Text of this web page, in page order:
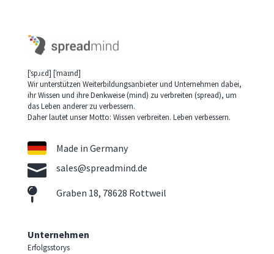
[ˈspɹɛd] [ˈmaɪnd]
Wir unterstützen Weiterbildungsanbieter und Unternehmen dabei,
ihr Wissen und ihre Denkweise (mind) zu verbreiten (spread), um
das Leben anderer zu verbessern.
Daher lautet unser Motto: Wissen verbreiten. Leben verbessern.
Made in Germany
 sales@spreadmind.de
 Graben 18, 78628 Rottweil
Unternehmen
Erfolgsstorys